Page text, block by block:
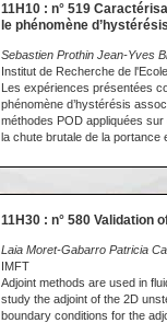
11H10 : n° 519
le phénomène
Sebastien Prothin Jean-Yves
Institut de Recherche de
Les expériences présentées
phénomène d’hystérésis
méthodes POD appliquées
la chute brutale de la portance
11H30 : n° 580 Validation
Laia Moret-Gabarro Patricia
IMFT
Adjoint methods are used in
study the adjoint of the 2D
boundary conditions for the